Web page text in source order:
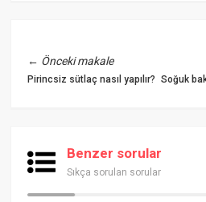
← Önceki makale
Pirincsiz sütlaç nasıl yapılır? Soğuk
Benzer sorular
Sıkça sorulan sorular